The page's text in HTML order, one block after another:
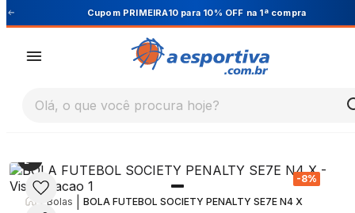
Cupom PRIMEIRA10 para 10% OFF na 1ª compra
Olá, o que você procura hoje?
-8%
Bolas BOLA FUTEBOL SOCIETY PENALTY SE7E N4 X